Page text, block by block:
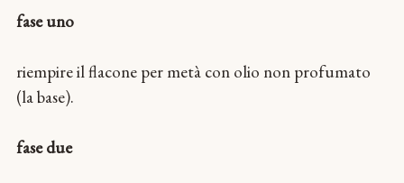
fase uno
riempire il flacone per metà con olio non profumato
(la base).
fase due